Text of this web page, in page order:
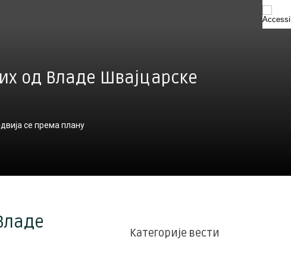
од Владе Швајцарске
се према плану
Категорије вести